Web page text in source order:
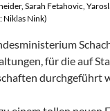
Sarah Fetahovic,
Niklas Nink)
für die auf
durchgeführt